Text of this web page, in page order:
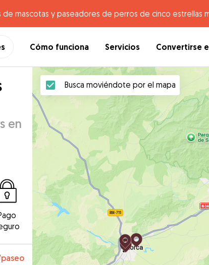
mascotas y paseadores de perros de cinco estrellas
Cómo funciona Servicios Convertirse
en
Busca moviéndote por el mapa